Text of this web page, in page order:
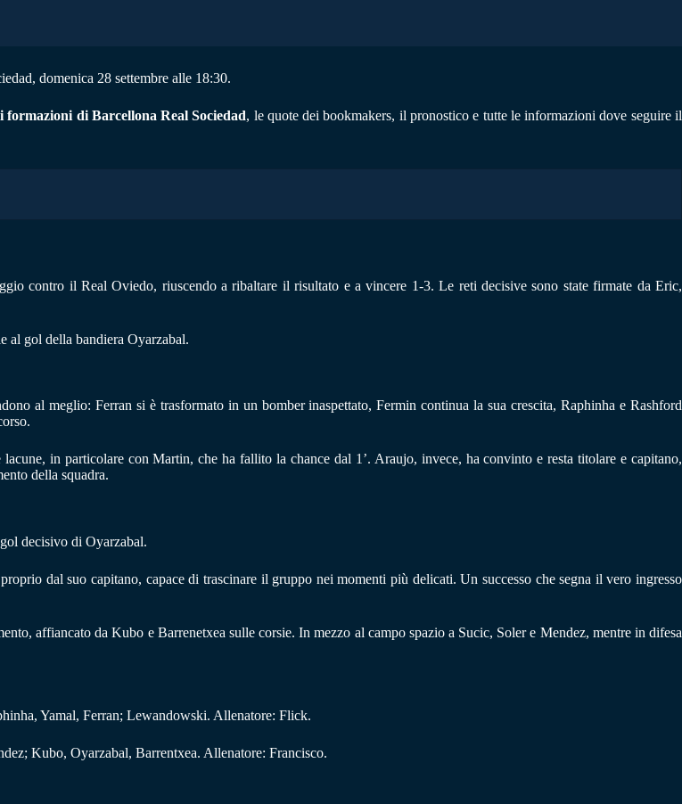
domenica 28 settembre alle 18:30.
formazioni di Barcellona Real Sociedad, le quote dei bookmakers, il pronostico e tutte le informazioni dove seguire il
contro il Real Oviedo, riuscendo a ribaltare il risultato e a vincere 1-3. Le reti decisive sono state firmate da Eric,
al gol della bandiera Oyarzabal.
al meglio: Ferran si è trasformato in un bomber inaspettato, Fermin continua la sua crescita, Raphinha e Rashford
in particolare con Martin, che ha fallito la chance dal 1’. Araujo, invece, ha convinto e resta titolare e capitano,
della squadra.
decisivo di Oyarzabal.
dal suo capitano, capace di trascinare il gruppo nei momenti più delicati. Un successo che segna il vero ingresso
affiancato da Kubo e Barrenetxea sulle corsie. In mezzo al campo spazio a Sucic, Soler e Mendez, mentre in difesa
Yamal, Ferran; Lewandowski. Allenatore: Flick.
Kubo, Oyarzabal, Barrentxea. Allenatore: Francisco.